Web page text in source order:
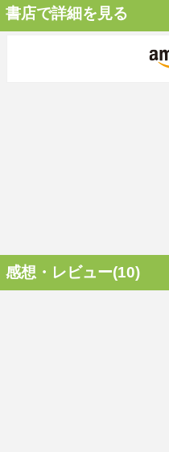
書店で詳細を見る
感想・レビュー(10)